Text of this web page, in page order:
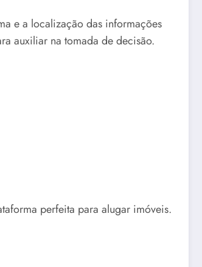
e a localização das informações
auxiliar na tomada de decisão.
perfeita para alugar imóveis.